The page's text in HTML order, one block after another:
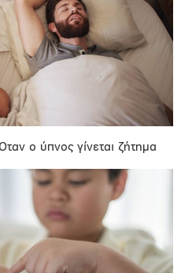
ο ύπνος γίνεται ζήτημα